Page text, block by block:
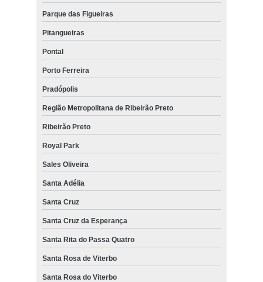
Parque das Figueiras
Pitangueiras
Pontal
Porto Ferreira
Pradópolis
Região Metropolitana de Ribeirão Preto
Ribeirão Preto
Royal Park
Sales Oliveira
Santa Adélia
Santa Cruz
Santa Cruz da Esperança
Santa Rita do Passa Quatro
Santa Rosa de Viterbo
Santa Rosa do Viterbo